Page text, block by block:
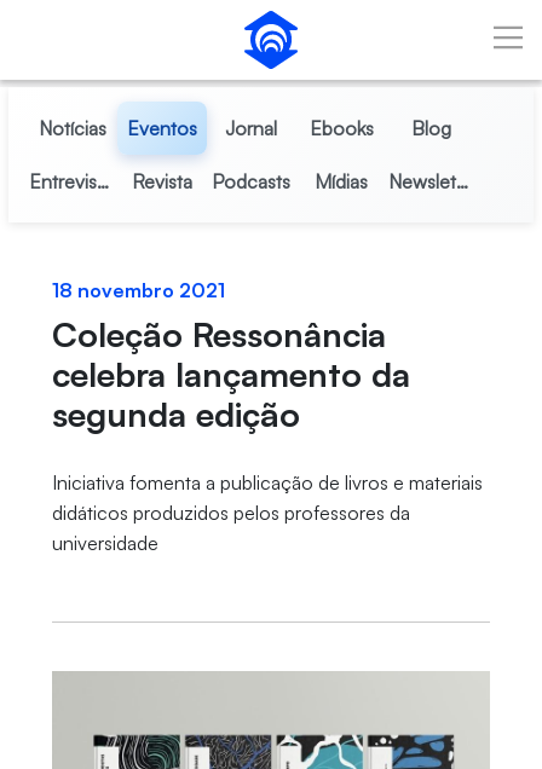
Pular para o Conteúdo principal
Notícias Eventos Jornal Ebooks Blog
Entrevistas Revista Podcasts Mídias Newsletter
18 novembro 2021
Coleção Ressonância
celebra lançamento da
segunda edição
Iniciativa fomenta a publicação de livros e materiais
didáticos produzidos pelos professores da
universidade